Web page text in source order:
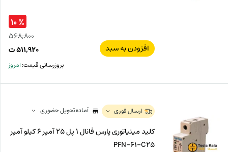
افزودن به سبد
۵۶۸,۸۰۰
۵۱۱,۹۲۰ت
% ۱۰
بروزرسانی قیمت:امروز
ارسال فوری آماده تحویل حضوری
کلید مینیاتوری پارس فانال 1 پل 25 آمپر 6 کیلو آمپر
PFN-61-C25